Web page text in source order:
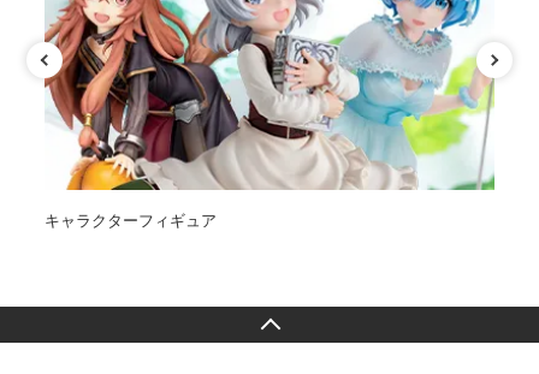
キャラクターフィギュア